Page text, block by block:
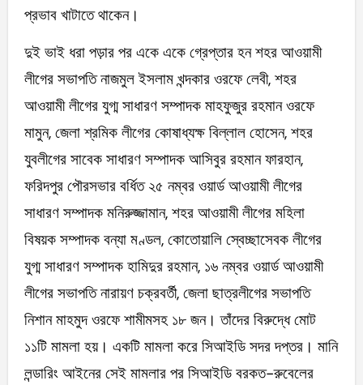
প্রভাব খাটাতে থাকেন।
দুই ভাই ধরা পড়ার পর একে একে গ্রেপ্তার হন শহর আওয়ামী
লীগের সভাপতি নাজমুল ইসলাম খন্দকার ওরফে লেবী, শহর
আওয়ামী লীগের যুগ্ম সাধারণ সম্পাদক মাহফুজুর রহমান ওরফে
মামুন, জেলা শ্রমিক লীগের কোষাধ্যক্ষ বিল্লাল হোসেন, শহর
যুবলীগের সাবেক সাধারণ সম্পাদক আসিবুর রহমান ফারহান,
ফরিদপুর পৌরসভার বর্ধিত ২৫ নম্বর ওয়ার্ড আওয়ামী লীগের
সাধারণ সম্পাদক মনিরুজ্জামান, শহর আওয়ামী লীগের মহিলা
বিষয়ক সম্পাদক বন্যা মণ্ডল, কোতোয়ালি স্বেচ্ছাসেবক লীগের
যুগ্ম সাধারণ সম্পাদক হামিদুর রহমান, ১৬ নম্বর ওয়ার্ড আওয়ামী
লীগের সভাপতি নারায়ণ চক্রবর্তী, জেলা ছাত্রলীগের সভাপতি
নিশান মাহমুদ ওরফে শামীমসহ ১৮ জন। তাঁদের বিরুদ্ধে মোট
১১টি মামলা হয়। একটি মামলা করে সিআইডি সদর দপ্তর। মানি
লন্ডারিং আইনের সেই মামলার পর সিআইডি বরকত-রুবেলের